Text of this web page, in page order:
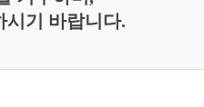
시기 바랍니다.